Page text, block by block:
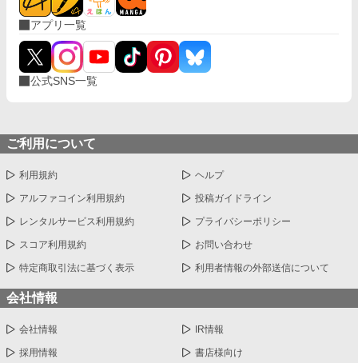
アプリ一覧
公式SNS一覧
ご利用について
利用規約 ヘルプ
アルファコイン利用規約 投稿ガイドライン
レンタルサービス利用規約 プライバシーポリシー
スコア利用規約 お問い合わせ
特定商取引法に基づく表示 利用者情報の外部送信について
会社情報
会社情報 IR情報
採用情報 書店様向け